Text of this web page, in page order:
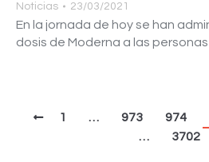
Noticias 23/03/2021
En la jornada de hoy se han
dosis de Moderna a las
1 … 973 974
…
3702